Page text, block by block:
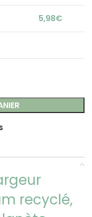
5,98€
recyclé,